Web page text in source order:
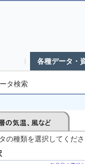
各種データ・
タ検索
の種類を選択してくだ